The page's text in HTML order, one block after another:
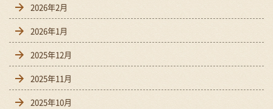
2026年2月
2026年1月
2025年12月
2025年11月
2025年10月